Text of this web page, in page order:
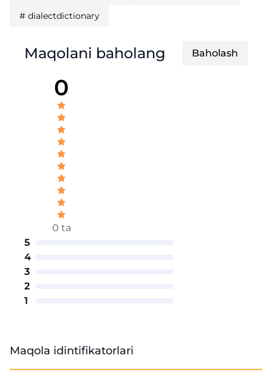
# dialectdictionary
Maqolani baholang Baholash
0
0 ta
5
4
3
2
1
Maqola idintifikatorlari